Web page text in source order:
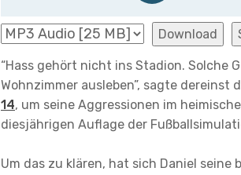
Download
“Hass gehört nicht ins Stadion. Solche
Wohnzimmer ausleben”, sagte dereinst
14, um seine Aggressionen im
diesjährigen Auflage der
Um das zu klären, hat sich Daniel